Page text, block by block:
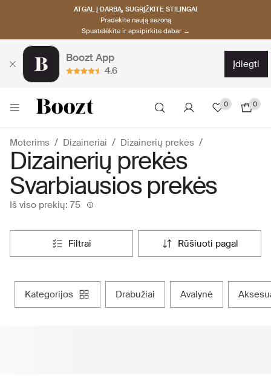
ATGAL Į DARBĄ, SUGRĮŽKITE STILINGAI
Pradėkite naują sezoną
Spustelėkite ir apsipirkite dabar →
Boozt App
4.6
įdiegti
0 0
Moterims Dizaineriai Dizainerių prekės
Dizainerių prekės
Svarbiausios prekės
Iš viso prekių: 75
filtrai rūšiuoti pagal
kategorijos drabužiai avalynė